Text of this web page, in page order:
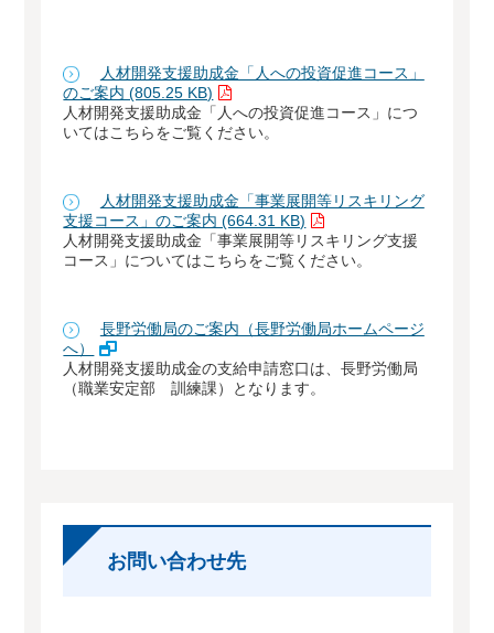
人材開発支援助成金「人への投資促進コース」
のご案内 (805.25 KB)
人材開発支援助成金「人への投資促進コース」につ
いてはこちらをご覧ください。
人材開発支援助成金「事業展開等リスキリング
支援コース」のご案内 (664.31 KB)
人材開発支援助成金「事業展開等リスキリング支援
コース」についてはこちらをご覧ください。
長野労働局のご案内（長野労働局ホームページ
へ）
人材開発支援助成金の支給申請窓口は、長野労働局
（職業安定部 訓練課）となります。
お問い合わせ先